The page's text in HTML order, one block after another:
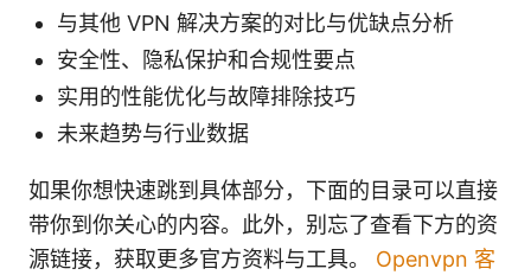
与其他 VPN 解决方案的对比与优缺点分析
安全性、隐私保护和合规性要点
实用的性能优化与故障排除技巧
未来趋势与行业数据
如果你想快速跳到具体部分，下面的目录可以直接
带你到你关心的内容。此外，别忘了查看下方的资
源链接，获取更多官方资料与工具。 Openvpn 客